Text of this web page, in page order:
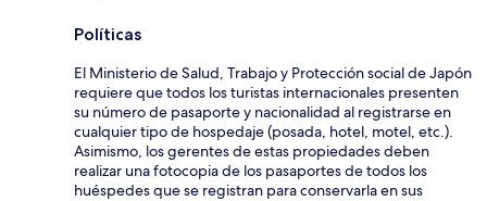
Políticas
El Ministerio de Salud, Trabajo y Protección social de Japón
requiere que todos los turistas internacionales presenten
su número de pasaporte y nacionalidad al registrarse en
cualquier tipo de hospedaje (posada, hotel, motel, etc.).
Asimismo, los gerentes de estas propiedades deben
realizar una fotocopia de los pasaportes de todos los
huéspedes que se registran para conservarla en sus